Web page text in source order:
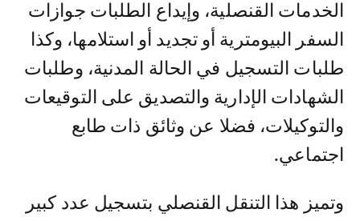
الخدمات القنصلية، وإيداع الطلبات جوازات
السفر البيومترية أو تجديد أو استلامها، وكذا
طلبات التسجيل في الحالة المدنية، وطلبات
الشهادات الإدارية والتصديق على التوقيعات
والتوكيلات، فضلا عن وثائق ذات طابع
اجتماعي.
وتميز هذا التنقل القنصلي بتسجيل عدد كبير